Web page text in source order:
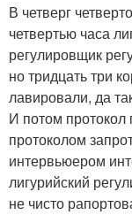
В четверг
четвертью часа
регулировщик
но тридцать три
лавировали, да
И потом протокол
протоколом
интервьюером
лигурийский
не чисто